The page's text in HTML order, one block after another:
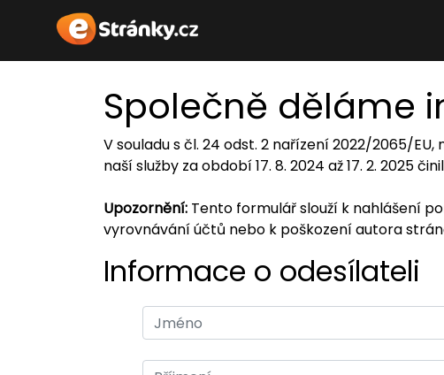
Společně děláme
V souladu s čl. 24 odst. 2 nařízení 2022/2065/
naší služby za období 17. 8. 2024 až 17. 2. 2025
Upozornění: Tento formulář slouží k nahlášení
vyrovnávání účtů nebo k poškození autora
Informace o odesílateli